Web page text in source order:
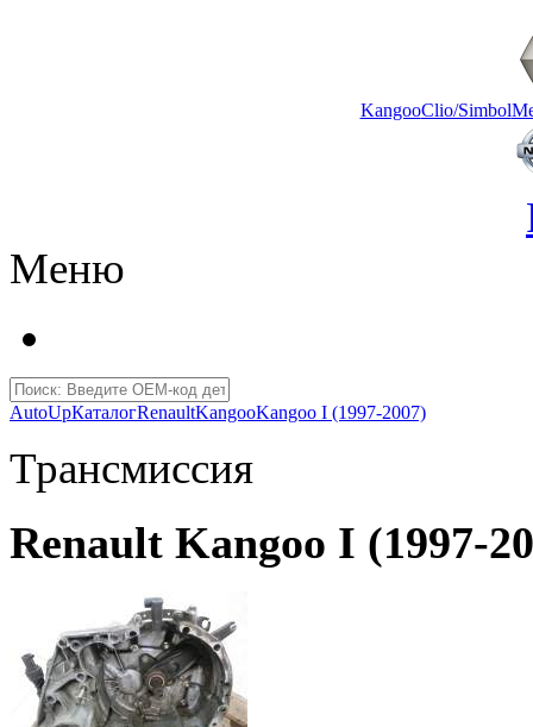
KangooClio/Simbol
Меню
AutoUpКаталогRenaultKangooKangoo I (1997-2007)
Трансмиссия
Renault Kangoo I (1997-